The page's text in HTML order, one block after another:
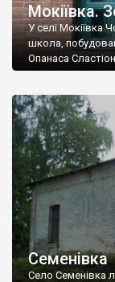
Мокіївка.
У селі Мокіївка
школа,
Опанаса
модерн.
Семенівка
Село Семенівка